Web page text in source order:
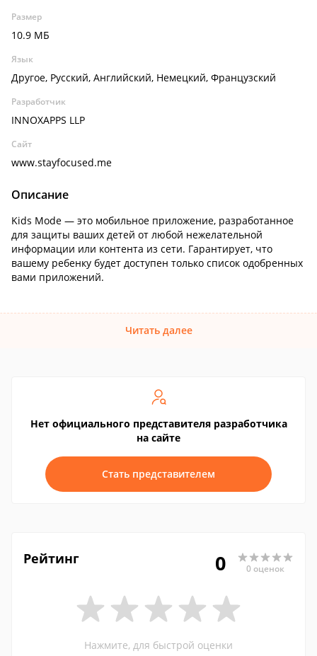
Размер
10.9 МБ
Язык
Другое, Русский, Английский, Немецкий, Французский
Разработчик
INNOXAPPS LLP
Сайт
www.stayfocused.me
Описание
Kids Mode — это мобильное приложение, разработанное
для защиты ваших детей от любой нежелательной
информации или контента из сети. Гарантирует, что
вашему ребенку будет доступен только список одобренных
вами приложений.
Читать далее
Нет официального представителя разработчика
на сайте
Стать представителем
Рейтинг 0 0 оценок
Нажмите, для быстрой оценки